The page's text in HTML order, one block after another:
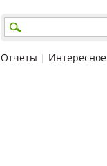
Отчеты | Интересное